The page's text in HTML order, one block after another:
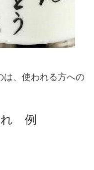
、使われる方への
れ 例